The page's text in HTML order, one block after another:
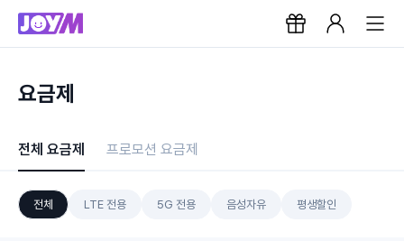
요금제
전체 요금제 프로모션 요금제
전체 LTE 전용 5G 전용 음성자유 평생할인